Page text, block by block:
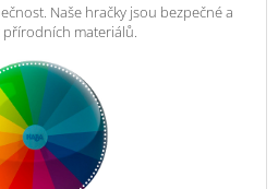
Naše hračky jsou bezpečné a
přírodních materiálů.